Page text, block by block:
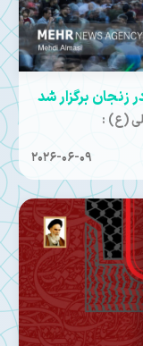
برگزار شد
(ع) :
2026-06-09